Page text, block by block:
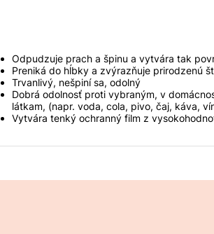
Odpudzuje prach a špinu a vytvára tak
Preniká do hĺbky a zvýrazňuje prirodzenú
Trvanlivý, nešpiní sa, odolný
Dobrá odolnosť proti vybraným, v
látkam, (napr. voda, cola, pivo, čaj, káva,
Vytvára tenký ochranný film z